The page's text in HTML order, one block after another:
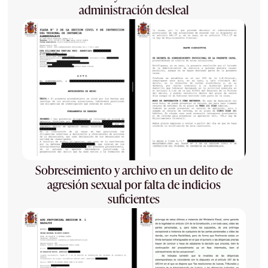
administración desleal
Sobreseimiento y archivo en un delito de
agresión sexual por falta de indicios
suficientes